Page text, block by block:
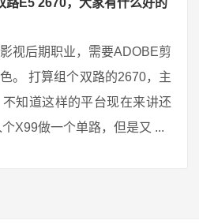
路E5 2670，大家有什么好的
视后期职业，需要ADOBE剪
。 打算组个双路的2670，主
知道这样的平台现在来讲还
X99做一个单路，但是又 ...